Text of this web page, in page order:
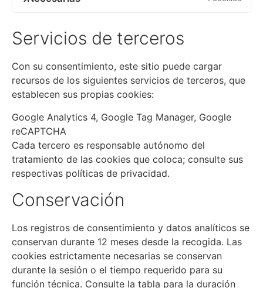
Servicios de terceros
Con su consentimiento, este sitio puede cargar
recursos de los siguientes servicios de terceros, que
establecen sus propias cookies:
Google Analytics 4, Google Tag Manager, Google
reCAPTCHA
Cada tercero es responsable autónomo del
tratamiento de las cookies que coloca; consulte sus
respectivas políticas de privacidad.
Conservación
Los registros de consentimiento y datos analíticos se
conservan durante 12 meses desde la recogida. Las
cookies estrictamente necesarias se conservan
durante la sesión o el tiempo requerido para su
función técnica. Consulte la tabla para la duración